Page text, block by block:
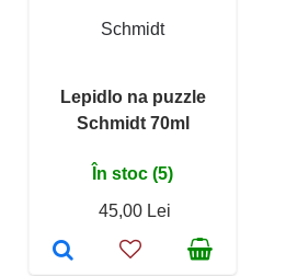
Schmidt
Lepidlo na puzzle
Schmidt 70ml
În stoc (5)
45,00 Lei